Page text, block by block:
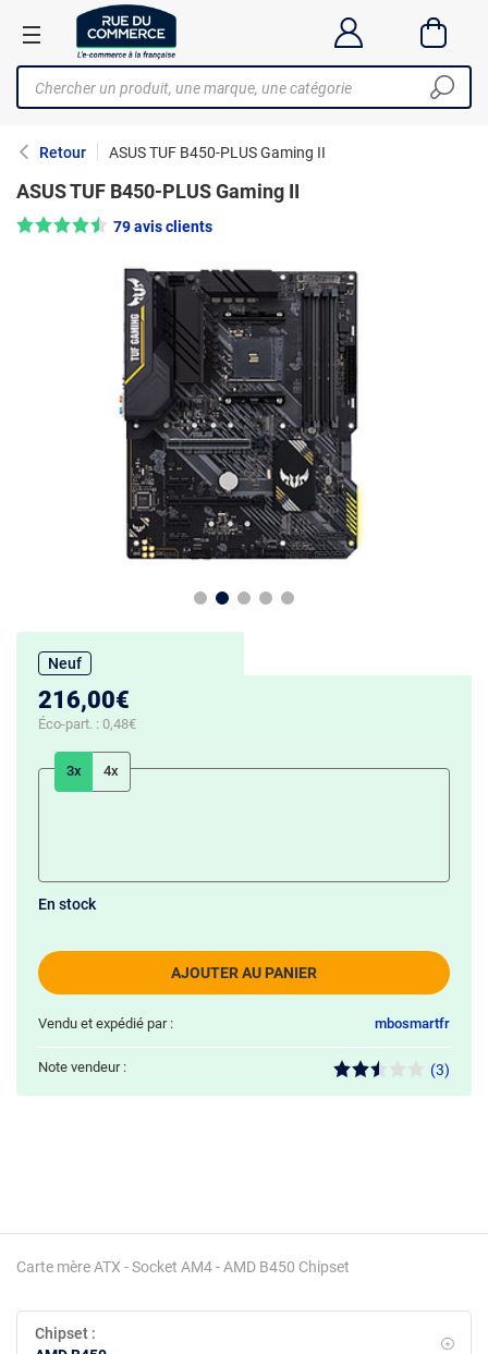
Retour ASUS TUF B450-PLUS Gaming II
ASUS TUF B450-PLUS Gaming II
Note : 4.5/5 — 79 avis clients
Carte mère ATX - Socket AM4 - AMD B450 Chipset
Chipset :
Neuf
216,00€
Éco-part. : 0,48€
3x 4x
AJOUTER AU PANIER
En stock
Vendu et expédié par : mbosmartfr
Note vendeur : (3)